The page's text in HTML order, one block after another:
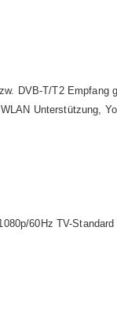
DVB-T/T2
Unterstützung,
60Hz TV-Standard